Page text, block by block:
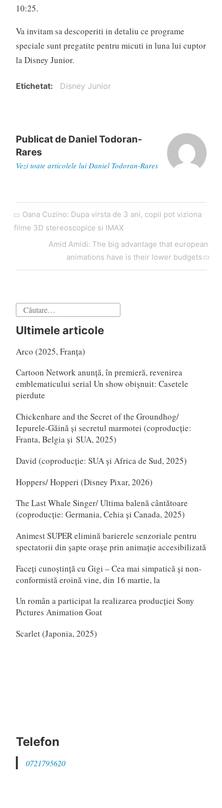
10:25.
Va invitam sa descoperiti in detaliu ce programe
speciale sunt pregatite pentru micuti in luna lui cuptor
la Disney Junior.
Etichetat Disney Junior
Publicat de Daniel Todoran-
Rares
Vezi toate articolele lui Daniel Todoran-Rares
Navigare
în
articole
Articol
anterior
Oana Cuzino: Dupa virsta de 3 ani, copii pot viziona
filme 3D stereoscopice si IMAX
Articol
următor
Amid Amidi: The big advantage that european
animations have is their lower budgets
Caută
Ultimele articole
Arco (2025, Franța)
Cartoon Network anunță, în premieră, revenirea
emblematicului serial Un show obișnuit: Casetele
pierdute
Chickenhare and the Secret of the Groundhog/
Iepurele-Găină și secretul marmotei (coproducție:
Franta, Belgia și SUA, 2025)
David (coproducție: SUA și Africa de Sud, 2025)
Hoppers/ Hopperi (Disney Pixar, 2026)
The Last Whale Singer/ Ultima balenă cântătoare
(coproducție: Germania, Cehia și Canada, 2025)
Animest SUPER elimină barierele senzoriale pentru
spectatorii din șapte orașe prin animație accesibilizată
Faceți cunoștință cu Gigi – Cea mai simpatică și non-
conformistă eroină vine, din 16 martie, la
Un român a participat la realizarea producției Sony
Pictures Animation Goat
Scarlet (Japonia, 2025)
Telefon
0721795620